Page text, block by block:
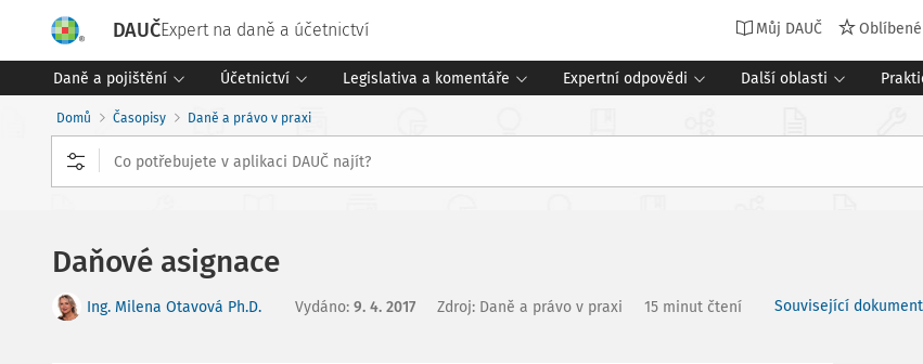
DAUČExpert na daně a účetnictví Můj DAUČ Oblíbené
Daně a pojištění Účetnictví Legislativa a komentáře Expertní odpovědi Další oblasti
Domů Časopisy Daně a právo v praxi
Daňové asignace
Ing. Milena Otavová Ph.D. Vydáno: 9. 4. 2017 Zdroj: Daně a právo v praxi 15 minut čtení Související